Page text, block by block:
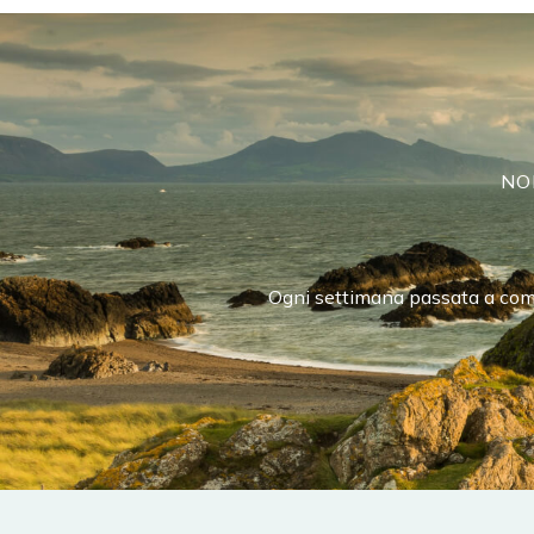
Ogni settimana passata a